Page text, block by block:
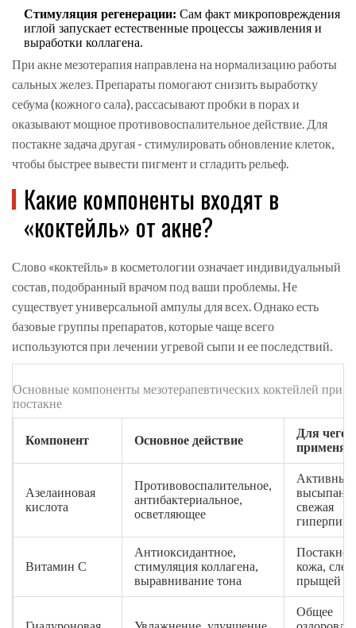
Стимуляция регенерации: Сам факт микроповреждения
иглой запускает естественные процессы заживления и
выработки коллагена.
При акне мезотерапия направлена на нормализацию работы
сальных желез. Препараты помогают снизить выработку
себума (кожного сала), рассасывают пробки в порах и
оказывают мощное противовоспалительное действие. Для
постакне задача другая - стимулировать обновление клеток,
чтобы быстрее вывести пигмент и сгладить рельеф.
Какие компоненты входят в
«коктейль» от акне?
Слово «коктейль» в косметологии означает индивидуальный
состав, подобранный врачом под ваши проблемы. Не
существует универсальной ампулы для всех. Однако есть
базовые группы препаратов, которые чаще всего
используются при лечении угревой сыпи и ее последствий.
Основные компоненты мезотерапевтических коктейлей при
постакне
Компонент Основное действие
Для чего
Азелаиновая
кислота
Противовоспалительное,
антибактериальное,
осветляющее
Активные
свежая
Витамин С
Антиоксидантное,
стимуляция коллагена,
выравнивание тона
Постакне,
кожа,
прыщей
Общее